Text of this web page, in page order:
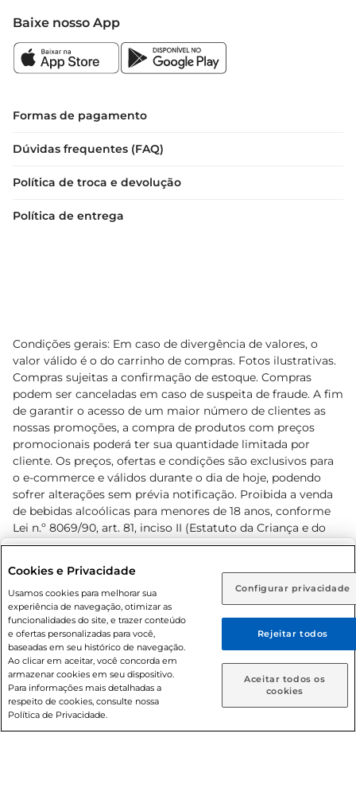
Rio de Janeiro (RJ) Goiás (GO)
Ou
Caso queira comprar online, informe como deseja receber
suas compras:
Entrega em casa Retire em Loja
Baixe nosso App
Formas de pagamento
Dúvidas frequentes (FAQ)
Política de troca e devolução
Política de entrega
Condições gerais: Em caso de divergência de valores, o
valor válido é o do carrinho de compras. Fotos ilustrativas.
Compras sujeitas a confirmação de estoque. Compras
podem ser canceladas em caso de suspeita de fraude. A fim
de garantir o acesso de um maior número de clientes as
nossas promoções, a compra de produtos com preços
promocionais poderá ter sua quantidade limitada por
cliente. Os preços, ofertas e condições são exclusivos para
o e-commerce e válidos durante o dia de hoje, podendo
sofrer alterações sem prévia notificação. Proibida a venda
de bebidas alcoólicas para menores de 18 anos, conforme
Lei n.º 8069/90, art. 81, inciso II (Estatuto da Criança e do
Adolescente). Preços e condições exclusivos para o
prévio. O valor mínimo para as compras on-line é de R$
80,00.
© 2026 Copyright. Todos os direitos
reservados Prezunic.
Cookies e Privacidade
Usamos cookies para melhorar sua
experiência de navegação, otimizar as
funcionalidades do site, e trazer conteúdo
e ofertas personalizadas para você,
baseadas em seu histórico de navegação.
Ao clicar em aceitar, você concorda em
armazenar cookies em seu dispositivo.
Para informações mais detalhadas a
respeito de cookies, consulte nossa
Política de Privacidade.
Configurar privacidade
Rejeitar todos
Aceitar todos os
cookies